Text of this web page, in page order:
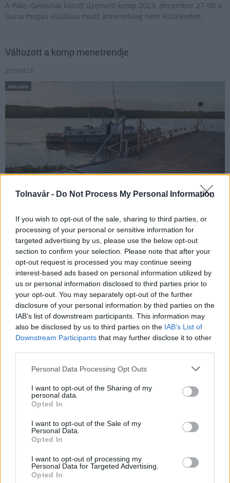
Tolnavár - Do Not Process My Personal Information
If you wish to opt-out of the sale, sharing to third parties, or
processing of your personal or sensitive information for
targeted advertising by us, please use the below opt-out
section to confirm your selection. Please note that after your
opt-out request is processed you may continue seeing
interest-based ads based on personal information utilized by
us or personal information disclosed to third parties prior to
your opt-out. You may separately opt-out of the further
disclosure of your personal information by third parties on the
IAB’s list of downstream participants. This information may
also be disclosed by us to third parties on the IAB’s List of
Downstream Participants that may further disclose it to other
Please note that this website/app uses one or more Google
not limited to your visit or usage behaviour. You may click to
grant or deny consent to Google and its third-party tags to
use your data for below specified purposes in below Google
consent section.
Personal Data Processing Opt Outs
I want to opt-out of the Sharing of my
personal data.
Opted In
I want to opt-out of the Sale of my
Personal Data.
Opted In
I want to opt-out of processing my
Personal Data for Targeted Advertising.
Opted In
A Paks–Géderlak között üzemelő komp 2023. december 27-től a
Duna magas vízállása miatt átmenetileg nem közlekedett.
Változott a komp menetrendje
2019.09.23
Aktuális
A Paks-Géderlak között üzemelő komp 2019. szeptember 22. óta
7-től 12 óráig, majd 14-től 18 óráig közlekedik óránként.
Változott a paksi komp menetrendje
Helyi hírek
A komp egész órakor a paksi oldalról indul, majd a ki- és
beszállítást követően azonnal fordul vissza.